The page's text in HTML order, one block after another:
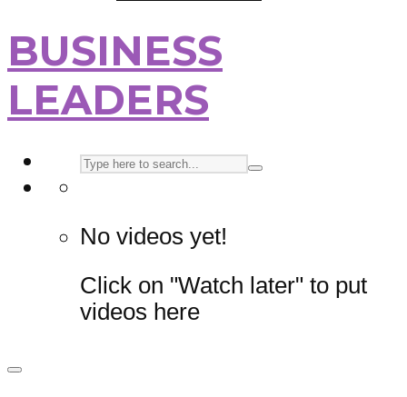
BUSINESS
LEADERS
No videos yet!
Click on "Watch later" to put
videos here